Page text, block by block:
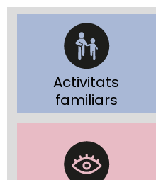
Activitats
familiars